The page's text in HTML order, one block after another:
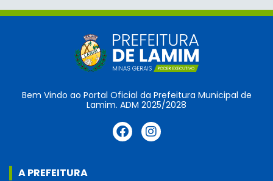
Bem Vindo ao Portal Oficial da Prefeitura Municipal de
Lamim. ADM 2025/2028
A PREFEITURA